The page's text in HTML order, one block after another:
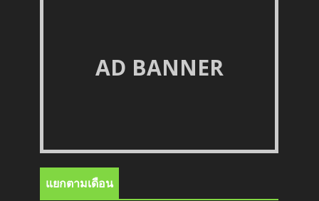
AD BANNER
แยกตามเดือน